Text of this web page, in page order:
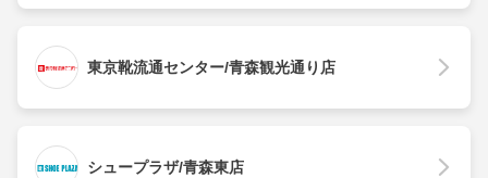
東京靴流通センター/青森観光通り店
シュープラザ/青森東店